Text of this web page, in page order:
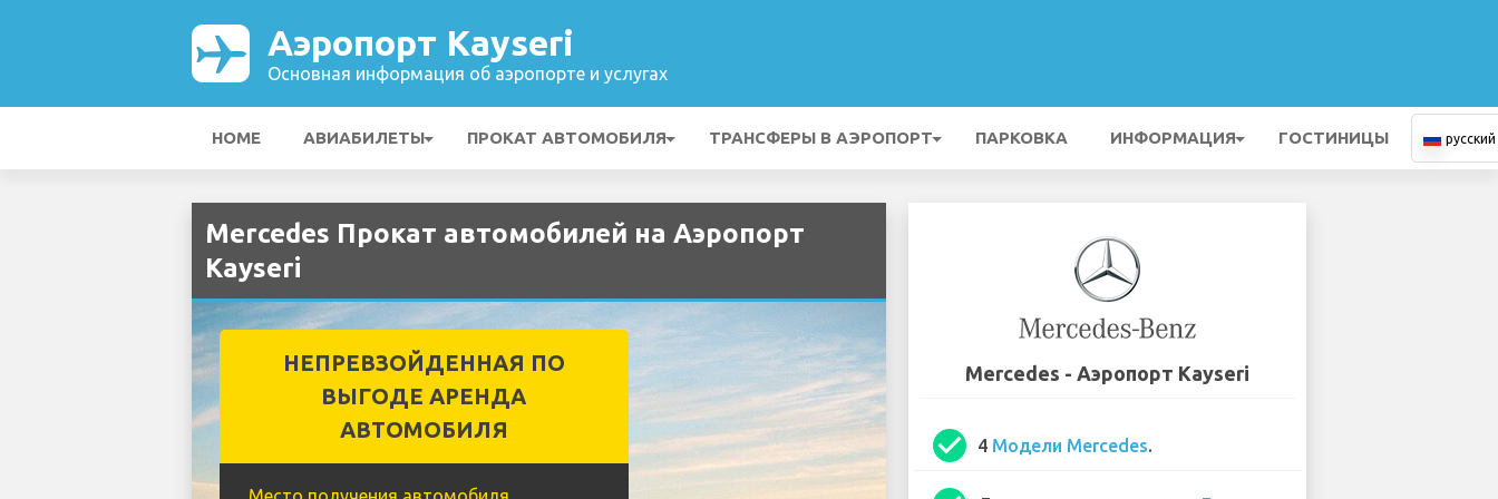
Аэропорт Kayseri
Основная информация об аэропорте и услугах
HOME АВИАБИЛЕТЫ ПРОКАТ АВТОМОБИЛЯ ТРАНСФЕРЫ В АЭРОПОРТ ПАРКОВКА ИНФОРМАЦИЯ ГОСТИНИЦЫ русский
Mercedes Прокат автомобилей на Аэропорт
Kayseri
НЕПРЕВЗОЙДЕННАЯ ПО
ВЫГОДЕ АРЕНДА
АВТОМОБИЛЯ
Mercedes - Аэропорт Kayseri
check_circle 4 Модели Mercedes.